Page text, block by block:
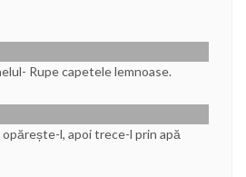
Rupe capetele lemnoase.
l, apoi trece-l prin apă